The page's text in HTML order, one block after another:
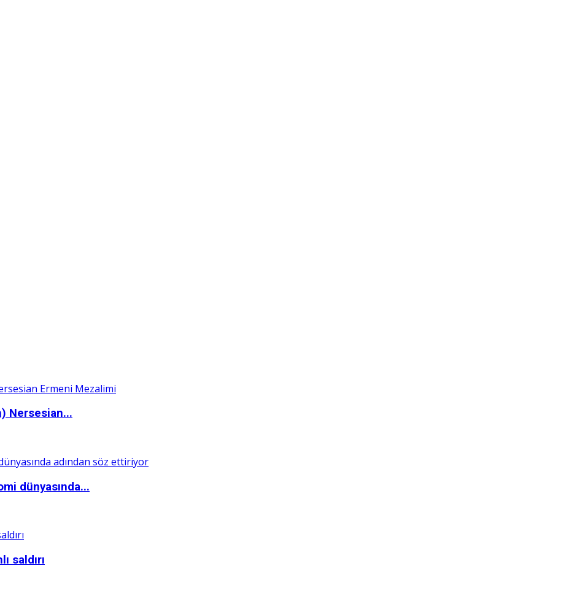
Nersesian...
dünyasında...
saldırı